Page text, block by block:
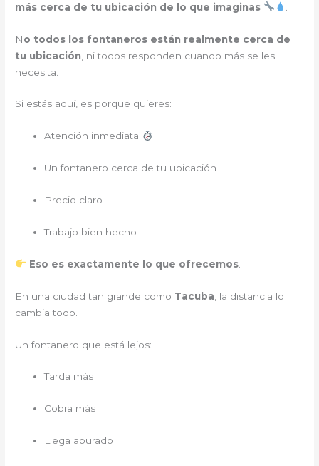
más cerca de tu ubicación de lo que imaginas
No todos los fontaneros están realmente cerca de
tu ubicación , ni todos responden cuando más se les
necesita.
Si estás aquí, es porque quieres:
Atención inmediata
Un fontanero cerca de tu ubicación
Precio claro
Trabajo bien hecho
Eso es exactamente lo que ofrecemos.
En una ciudad tan grande como Tacuba , la distancia lo
cambia todo.
Un fontanero que está lejos:
Tarda más
Cobra más
Llega apurado